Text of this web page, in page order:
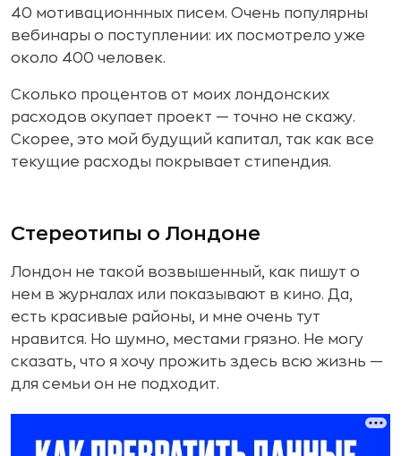
40 мотивационнных писем. Очень популярны
вебинары о поступлении: их посмотрело уже
около 400 человек.
Сколько процентов от моих лондонских
расходов окупает проект — точно не скажу.
Скорее, это мой будущий капитал, так как все
текущие расходы покрывает стипендия.
Стереотипы о Лондоне
Лондон не такой возвышенный, как пишут о
нем в журналах или показывают в кино. Да,
есть красивые районы, и мне очень тут
нравится. Но шумно, местами грязно. Не могу
сказать, что я хочу прожить здесь всю жизнь —
для семьи он не подходит.